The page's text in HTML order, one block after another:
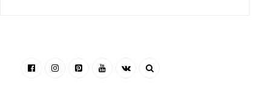
состояние зависят от пространства, которое Вас окружает. Своей